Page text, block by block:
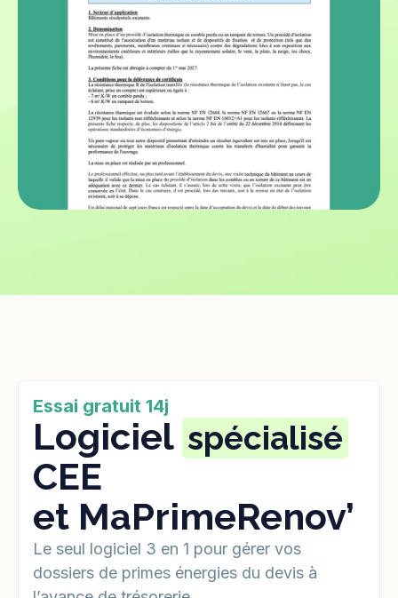
Essai gratuit 14j
Logiciel spécialisé
CEE
et MaPrimeRenov’
Le seul logiciel 3 en 1 pour gérer vos
dossiers de primes énergies du devis à